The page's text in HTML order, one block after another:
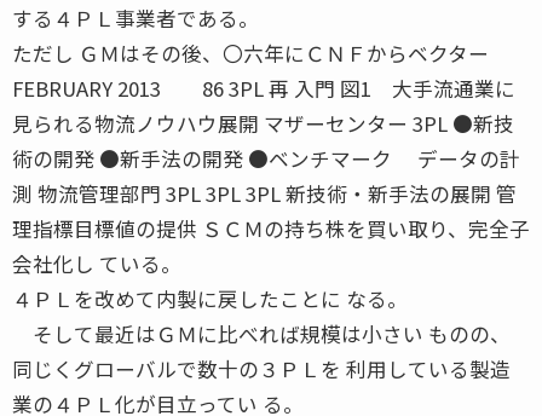
する４ＰＬ事業者である。
ただし ＧＭはその後、〇六年にＣＮＦからベクター
FEBRUARY 2013 86 3PL 再 入門 図1 大手流通業に
見られる物流ノウハウ展開 マザーセンター 3PL ●新技
術の開発 ●新手法の開発 ●ベンチマーク データの計
測 物流管理部門 3PL 3PL 3PL 新技術・新手法の展開 管
理指標目標値の提供 ＳＣＭの持ち株を買い取り、完全子
会社化し ている。
４ＰＬを改めて内製に戻したことに なる。
そして最近はＧＭに比べれば規模は小さい ものの、
同じくグローバルで数十の３ＰＬを 利用している製造
業の４ＰＬ化が目立ってい る。